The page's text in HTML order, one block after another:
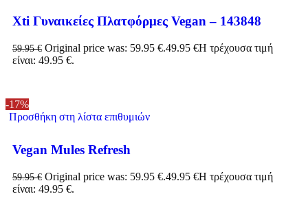
Xti Γυναικείες Πλατφόρμες Vegan – 143848
59.95€ Original price was: 59.95 €.49.95 €Η τρέχουσα τιμή
είναι: 49.95 €.
-17%
Προσθήκη στη λίστα επιθυμιών
Vegan Mules Refresh
59.95€ Original price was: 59.95 €.49.95 €Η τρέχουσα τιμή
είναι: 49.95 €.